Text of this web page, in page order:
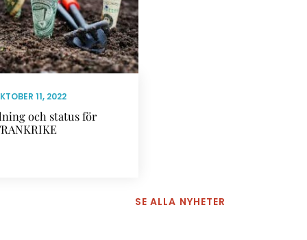
11, 2022
och status för
SE ALLA NYHETER